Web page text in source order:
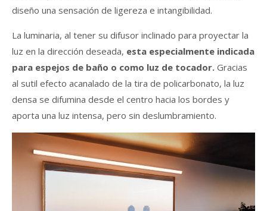
diseño una sensación de ligereza e intangibilidad.
La luminaria, al tener su difusor inclinado para proyectar la
luz en la dirección deseada, esta especialmente indicada
para espejos de baño o como luz de tocador. Gracias
al sutil efecto acanalado de la tira de policarbonato, la luz
densa se difumina desde el centro hacia los bordes y
aporta una luz intensa, pero sin deslumbramiento.